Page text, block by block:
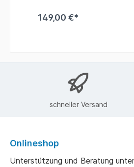
149,00 €*
schneller Versand
Onlineshop
Unterstützung und Beratung